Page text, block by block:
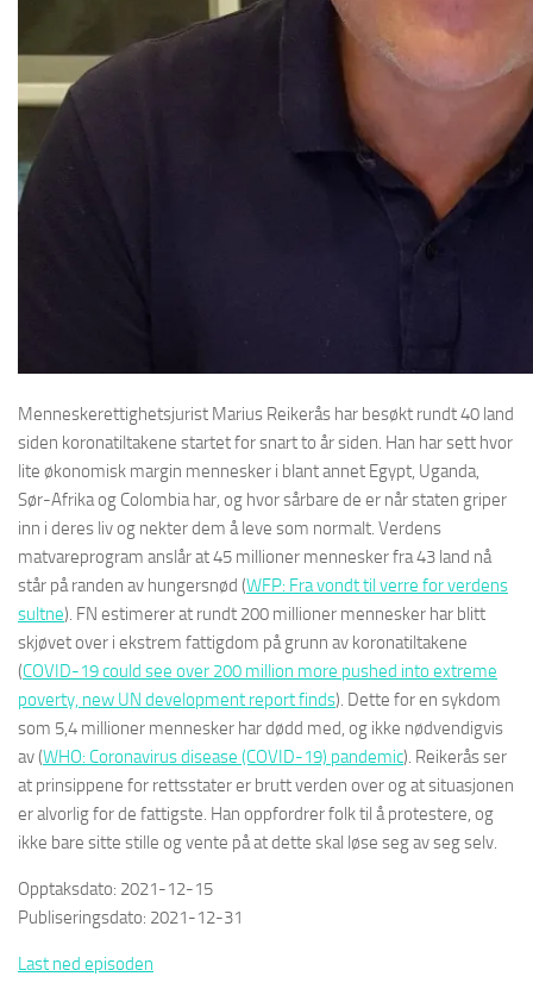
Menneskerettighetsjurist Marius Reikerås har besøkt rundt 40 land
siden koronatiltakene startet for snart to år siden. Han har sett hvor
lite økonomisk margin mennesker i blant annet Egypt, Uganda,
Sør-Afrika og Colombia har, og hvor sårbare de er når staten griper
inn i deres liv og nekter dem å leve som normalt. Verdens
matvareprogram anslår at 45 millioner mennesker fra 43 land nå
står på randen av hungersnød (WFP: Fra vondt til verre for verdens
sultne). FN estimerer at rundt 200 millioner mennesker har blitt
skjøvet over i ekstrem fattigdom på grunn av koronatiltakene
(COVID-19 could see over 200 million more pushed into extreme
poverty, new UN development report finds). Dette for en sykdom
som 5,4 millioner mennesker har dødd med, og ikke nødvendigvis
av (WHO: Coronavirus disease (COVID-19) pandemic). Reikerås ser
at prinsippene for rettsstater er brutt verden over og at situasjonen
er alvorlig for de fattigste. Han oppfordrer folk til å protestere, og
ikke bare sitte stille og vente på at dette skal løse seg av seg selv.
Opptaksdato: 2021-12-15
Publiseringsdato: 2021-12-31
Last ned episoden